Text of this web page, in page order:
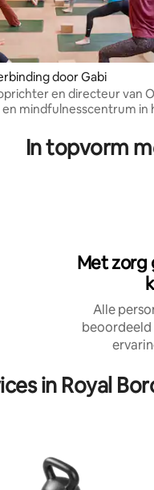
door Gabi
en directeur van
en mindfulnesscentrum in
In topvorm
Met zorg
Alle
beoordeeld
in Royal